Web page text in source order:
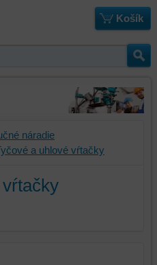
Košík
náradie
a uhlové vŕtačky